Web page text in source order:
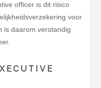
officer is dit risico
voor
is daarom verstandig